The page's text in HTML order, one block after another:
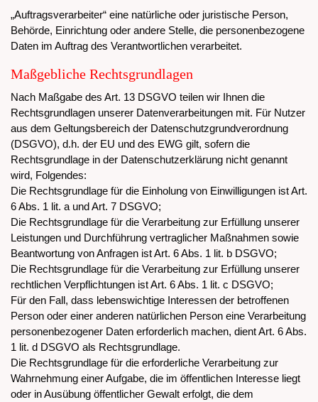
„Auftragsverarbeiter“ eine natürliche oder juristische Person,
Behörde, Einrichtung oder andere Stelle, die personenbezogene
Daten im Auftrag des Verantwortlichen verarbeitet.
Maßgebliche Rechtsgrundlagen
Nach Maßgabe des Art. 13 DSGVO teilen wir Ihnen die
Rechtsgrundlagen unserer Datenverarbeitungen mit. Für Nutzer
aus dem Geltungsbereich der Datenschutzgrundverordnung
(DSGVO), d.h. der EU und des EWG gilt, sofern die
Rechtsgrundlage in der Datenschutzerklärung nicht genannt
wird, Folgendes:
Die Rechtsgrundlage für die Einholung von Einwilligungen ist Art.
6 Abs. 1 lit. a und Art. 7 DSGVO;
Die Rechtsgrundlage für die Verarbeitung zur Erfüllung unserer
Leistungen und Durchführung vertraglicher Maßnahmen sowie
Beantwortung von Anfragen ist Art. 6 Abs. 1 lit. b DSGVO;
Die Rechtsgrundlage für die Verarbeitung zur Erfüllung unserer
rechtlichen Verpflichtungen ist Art. 6 Abs. 1 lit. c DSGVO;
Für den Fall, dass lebenswichtige Interessen der betroffenen
Person oder einer anderen natürlichen Person eine Verarbeitung
personenbezogener Daten erforderlich machen, dient Art. 6 Abs.
1 lit. d DSGVO als Rechtsgrundlage.
Die Rechtsgrundlage für die erforderliche Verarbeitung zur
Wahrnehmung einer Aufgabe, die im öffentlichen Interesse liegt
oder in Ausübung öffentlicher Gewalt erfolgt, die dem